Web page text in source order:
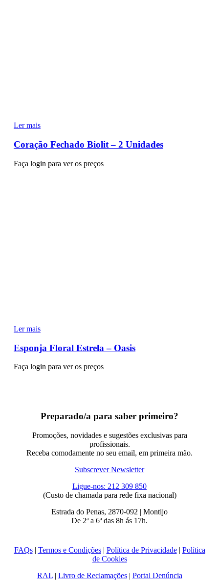
Ler mais
Coração Fechado Biolit – 2 Unidades
Faça login para ver os preços
Ler mais
Esponja Floral Estrela – Oasis
Faça login para ver os preços
Preparado/a para saber primeiro?
Promoções, novidades e sugestões exclusivas para
profissionais.
Receba comodamente no seu email, em primeira mão.
Subscrever Newsletter
Ligue-nos: 212 309 850
(Custo de chamada para rede fixa nacional)
Estrada do Penas, 2870-092 | Montijo
De 2ª a 6ª das 8h ás 17h.
FAQs| Termos e Condições| Política de Privacidade| Política
de Cookies
RAL| Livro de Reclamações| Portal Denúncia